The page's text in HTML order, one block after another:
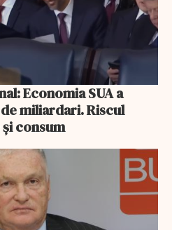
Economia SUA a
miliardari. Riscul
consum